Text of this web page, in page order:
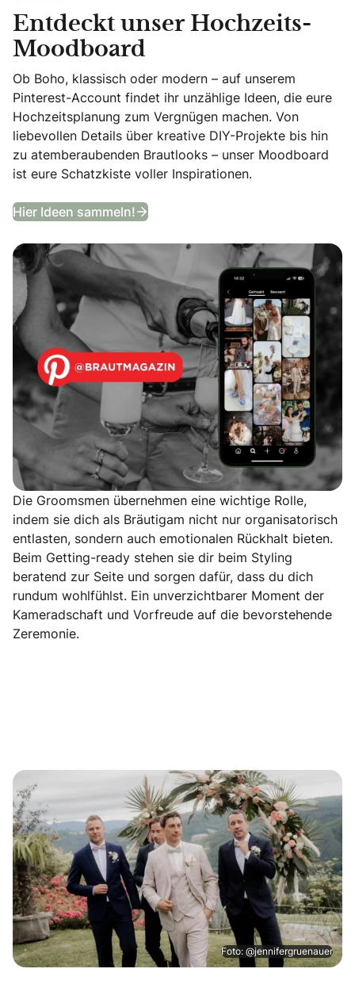
Entdeckt unser Hochzeits-
Moodboard
Ob Boho, klassisch oder modern – auf unserem
Pinterest-Account findet ihr unzählige Ideen, die eure
Hochzeitsplanung zum Vergnügen machen. Von
liebevollen Details über kreative DIY-Projekte bis hin
zu atemberaubenden Brautlooks – unser Moodboard
ist eure Schatzkiste voller Inspirationen.
Hier Ideen sammeln! Entdeckt unser Hochzeits-
Die Groomsmen übernehmen eine wichtige Rolle,
indem sie dich als Bräutigam nicht nur organisatorisch
entlasten, sondern auch emotionalen Rückhalt bieten.
Beim Getting-ready stehen sie dir beim Styling
beratend zur Seite und sorgen dafür, dass du dich
rundum wohlfühlst. Ein unverzichtbarer Moment der
Kameradschaft und Vorfreude auf die bevorstehende
Zeremonie.
Foto: @jennifergruenauer